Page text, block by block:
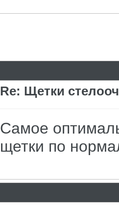
Re: Щетки
Самое
щетки по